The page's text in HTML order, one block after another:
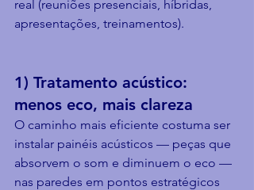
real (reuniões presenciais, híbridas,
apresentações, treinamentos).
1) Tratamento acústico:
menos eco, mais clareza
O caminho mais eficiente costuma ser
instalar painéis acústicos — peças que
absorvem o som e diminuem o eco —
nas paredes em pontos estratégicos